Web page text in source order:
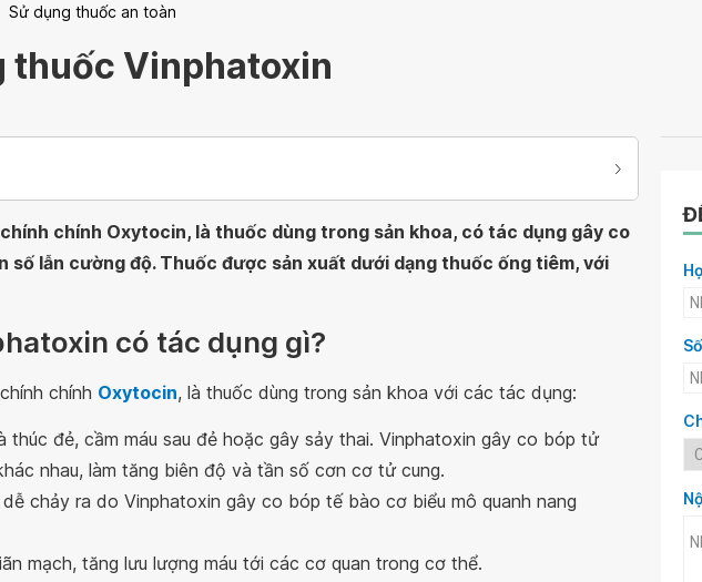
Sử dụng thuốc an toàn
thuốc Vinphatoxin
chính Oxytocin, là thuốc dùng trong sản khoa, có tác dụng gây co
số lẫn cường độ. Thuốc được sản xuất dưới dạng thuốc ống tiêm, với
có tác dụng gì?
chính Oxytocin, là thuốc dùng trong sản khoa với các tác dụng:
thúc đẻ, cầm máu sau đẻ hoặc gây sảy thai. Vinphatoxin gây co bóp tử
nhau, làm tăng biên độ và tần số cơn cơ tử cung.
chảy ra do Vinphatoxin gây co bóp tế bào cơ biểu mô quanh nang
mạch, tăng lưu lượng máu tới các cơ quan trong cơ thể.